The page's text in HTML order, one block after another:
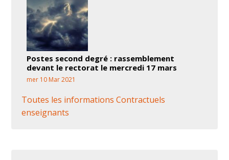
Postes second degré : rassemblement
devant le rectorat le mercredi 17 mars
mer 10 Mar 2021
Toutes les informations Contractuels
enseignants